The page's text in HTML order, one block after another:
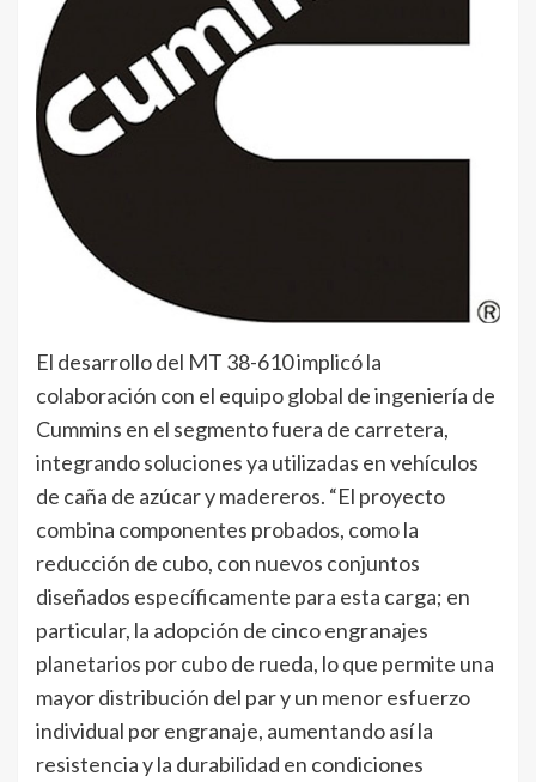
El desarrollo del MT 38-610 implicó la
colaboración con el equipo global de ingeniería de
Cummins en el segmento fuera de carretera,
integrando soluciones ya utilizadas en vehículos
de caña de azúcar y madereros. “El proyecto
combina componentes probados, como la
reducción de cubo, con nuevos conjuntos
diseñados específicamente para esta carga; en
particular, la adopción de cinco engranajes
planetarios por cubo de rueda, lo que permite una
mayor distribución del par y un menor esfuerzo
individual por engranaje, aumentando así la
resistencia y la durabilidad en condiciones